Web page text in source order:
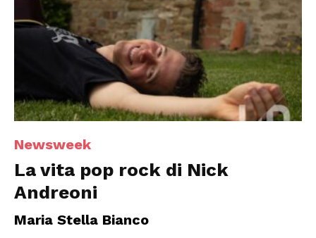
Newsweek
La vita pop rock di Nick
Andreoni
Maria Stella Bianco